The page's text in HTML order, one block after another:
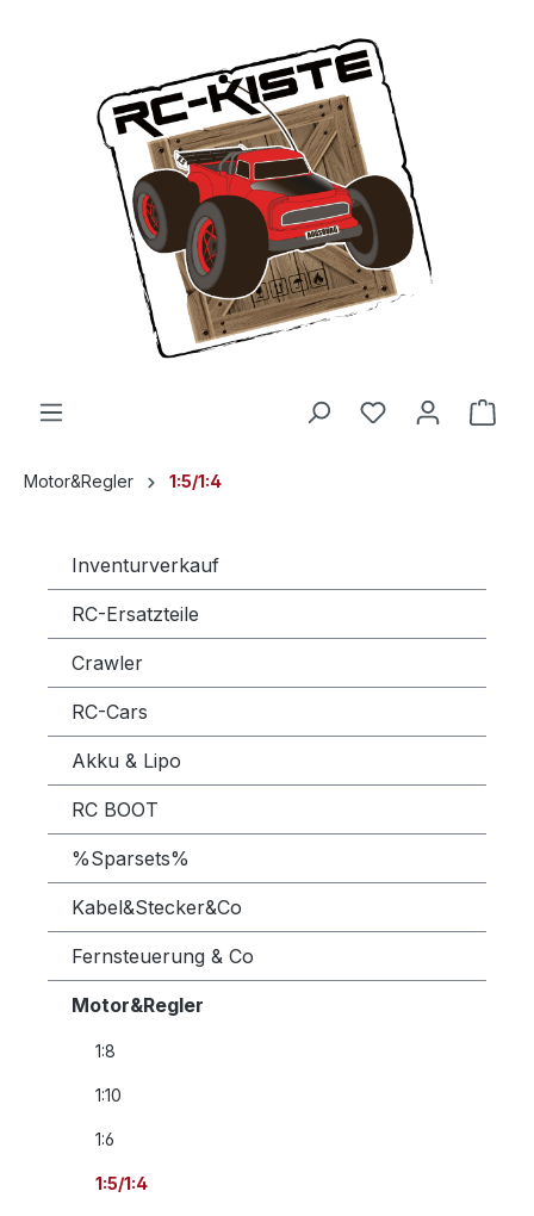
Motor&Regler 1:5/1:4
Inventurverkauf
RC-Ersatzteile
Crawler
RC-Cars
Akku & Lipo
RC BOOT
%Sparsets%
Kabel&Stecker&Co
Fernsteuerung & Co
Motor&Regler
1:8
1:10
1:6
1:5/1:4